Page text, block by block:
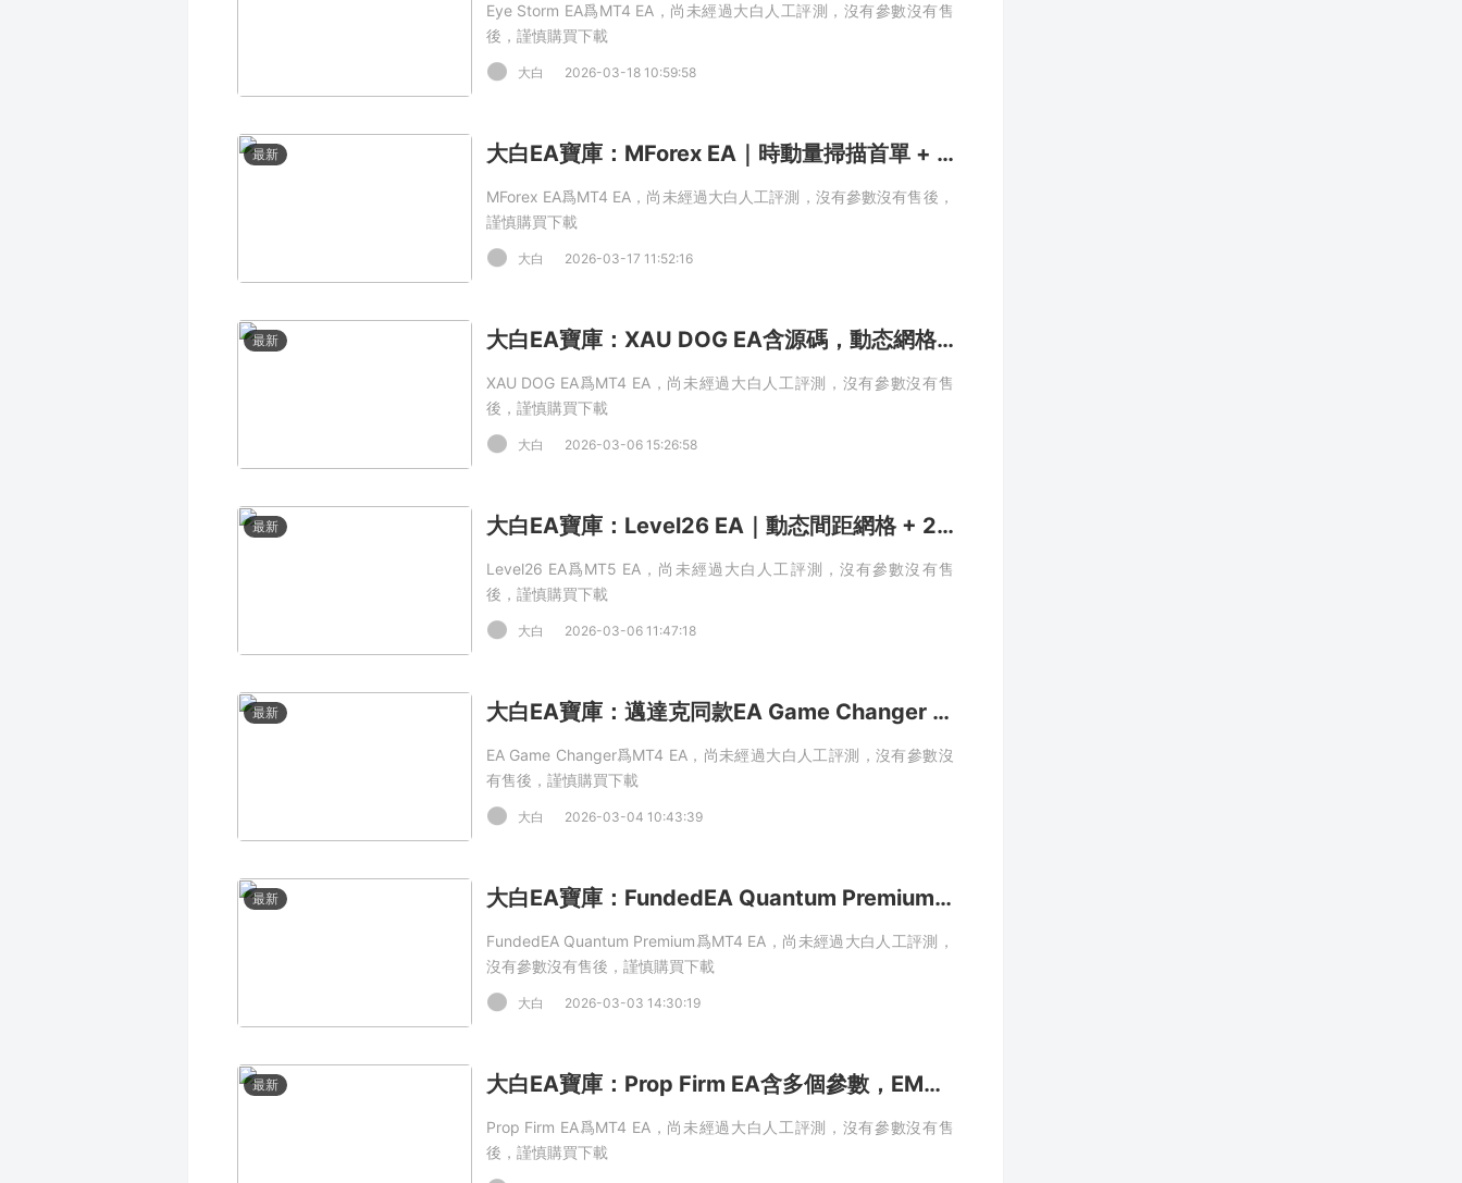
Eye Storm EA爲MT4 EA，尚未經過大白人工評測，沒有參數沒有售
後，謹慎購買下載
大白 2026-03-18 10:59:58
最新 大白EA寶庫：MForex EA｜時動量掃描首單 + 智能網格加倉，實時面闆超直觀 MT4 EA
MForex EA爲MT4 EA，尚未經過大白人工評測，沒有參數沒有售後，
謹慎購買下載
大白 2026-03-17 11:52:16
最新 大白EA寶庫：XAU DOG EA含源碼，動态網格+雙重盈利管理+單邊 10 單限制 MT4 EA
XAU DOG EA爲MT4 EA，尚未經過大白人工評測，沒有參數沒有售
後，謹慎購買下載
大白 2026-03-06 15:26:58
最新 大白EA寶庫：Level26 EA｜動态間距網格 + 2.0 倍加倉，波段複利交易快速止盈 MT5 EA
Level26 EA爲MT5 EA，尚未經過大白人工評測，沒有參數沒有售
後，謹慎購買下載
大白 2026-03-06 11:47:18
最新 大白EA寶庫：邁達克同款EA Game Changer 動态自适應網格 + DD Reduction 回撤縮減算法 MT4 EA
EA Game Changer爲MT4 EA，尚未經過大白人工評測，沒有參數沒
有售後，謹慎購買下載
大白 2026-03-04 10:43:39
最新 大白EA寶庫：FundedEA Quantum Premium智能網格 + 動态對沖 + 全維度風控 MT4 EA
FundedEA Quantum Premium爲MT4 EA，尚未經過大白人工評測，
沒有參數沒有售後，謹慎購買下載
大白 2026-03-03 14:30:19
最新 大白EA寶庫：Prop Firm EA含多個參數，EMA34 + 高低點共振過濾，階梯網格 + 對沖防護 MT4 EA
Prop Firm EA爲MT4 EA，尚未經過大白人工評測，沒有參數沒有售
後，謹慎購買下載